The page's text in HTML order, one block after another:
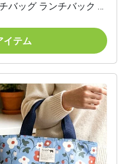
バッグ ランチバック ト
キャラ 保冷 保温 ラン
イテム